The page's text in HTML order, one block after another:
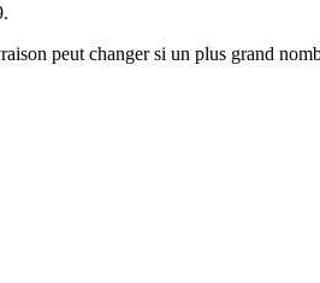
.
peut changer si un plus grand